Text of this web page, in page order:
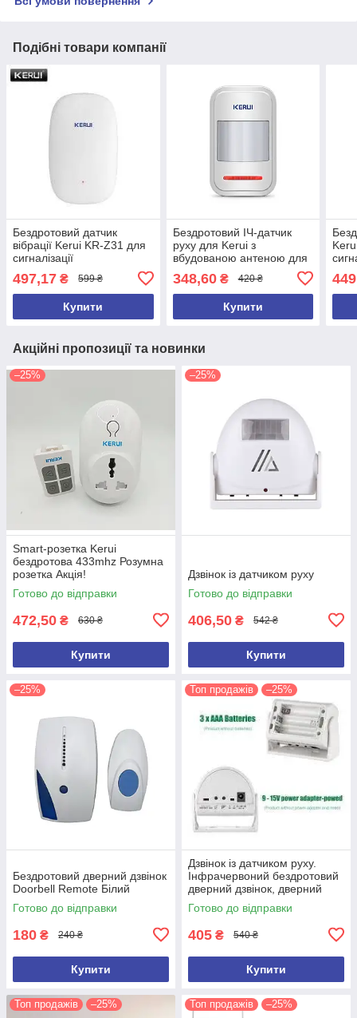
Подібні товари компанії
Бездротовий датчик
вібрації Kerui KR-Z31 для
сигналізації
497,17 ₴ 599 ₴
Купити
Бездротовий ІЧ-датчик
руху для Kerui з
вбудованою антеною для
348,60₴ 420 ₴
Купити
Акційні пропозиції та новинки
–25%
Smart-розетка Kerui
бездротова 433mhz Розумна
розетка Акція!
Готово до відправки
472,50 ₴ 630 ₴
Купити
–25%
Дзвінок із датчиком руху
Готово до відправки
406,50 ₴ 542 ₴
Купити
–25%
Бездротовий дверний дзвінок
Doorbell Remote Білий
Готово до відправки
180 ₴ 240 ₴
Купити
Топ продажів –25%
Дзвінок із датчиком руху.
Інфрачервоний бездротовий
дверний дзвінок, дверний
дзвіночок
Готово до відправки
405 ₴ 540 ₴
Купити
Топ продажів –25% Топ продажів –25%